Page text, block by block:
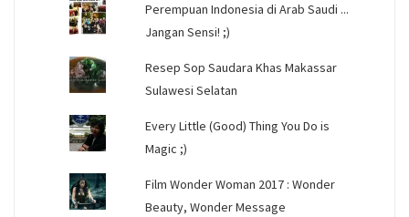
Perempuan Indonesia di Arab Saudi ...
Jangan Sensi! ;)
Resep Sop Saudara Khas Makassar
Sulawesi Selatan
Every Little (Good) Thing You Do is
Magic ;)
Film Wonder Woman 2017 : Wonder
Beauty, Wonder Message